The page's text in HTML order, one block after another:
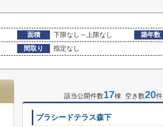
面積 下限なし～上限なし 築年数
間取り
指定なし
該当公開件数17棟 空き数20件
プラシードテラス森下